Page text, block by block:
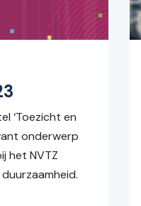
‘Toezicht en
onderwerp
het NVTZ